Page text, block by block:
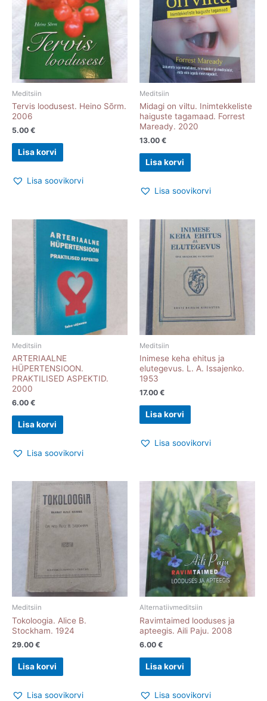
Meditsiin
Tervis loodusest. Heino Sõrm.
2006
5.00 €
Lisa korvi
Lisa soovikorvi
Meditsiin
Midagi on viltu. Inimtekkeliste
haiguste tagamaad. Forrest
Maready. 2020
13.00 €
Lisa korvi
Lisa soovikorvi
Meditsiin
ARTERIAALNE
HÜPERTENSIOON.
PRAKTILISED ASPEKTID.
2000
6.00 €
Lisa korvi
Lisa soovikorvi
Meditsiin
Inimese keha ehitus ja
elutegevus. L. A. Issajenko.
1953
17.00 €
Lisa korvi
Lisa soovikorvi
Meditsiin
Tokoloogia. Alice B.
Stockham. 1924
29.00 €
Lisa korvi
Lisa soovikorvi
Alternatiivmeditsiin
Ravimtaimed looduses ja
apteegis. Aili Paju. 2008
6.00 €
Lisa korvi
Lisa soovikorvi